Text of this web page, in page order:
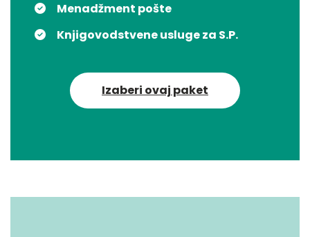
Menadžment pošte
Knjigovodstvene usluge za S.P.
Izaberi ovaj paket